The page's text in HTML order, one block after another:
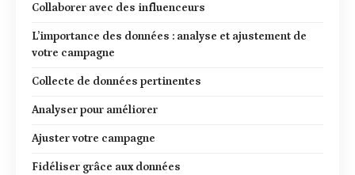
Collaborer avec des influenceurs
L’importance des données : analyse et ajustement de
votre campagne
Collecte de données pertinentes
Analyser pour améliorer
Ajuster votre campagne
Fidéliser grâce aux données